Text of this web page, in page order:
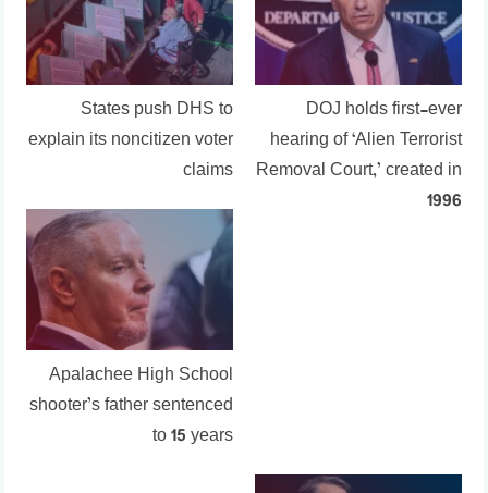
DOJ holds first-ever
hearing of ‘Alien Terrorist
Removal Court,’ created in
1996
States push DHS to
explain its noncitizen voter
claims
Apalachee High School
shooter’s father sentenced
to 15 years